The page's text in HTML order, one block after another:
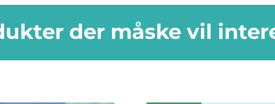
der måske vil